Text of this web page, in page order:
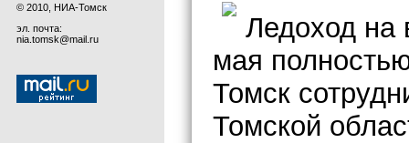
© 2010, НИА-Томск
эл. почта:
nia.tomsk@mail.ru
Ледоход на
мая
Томск
Томской